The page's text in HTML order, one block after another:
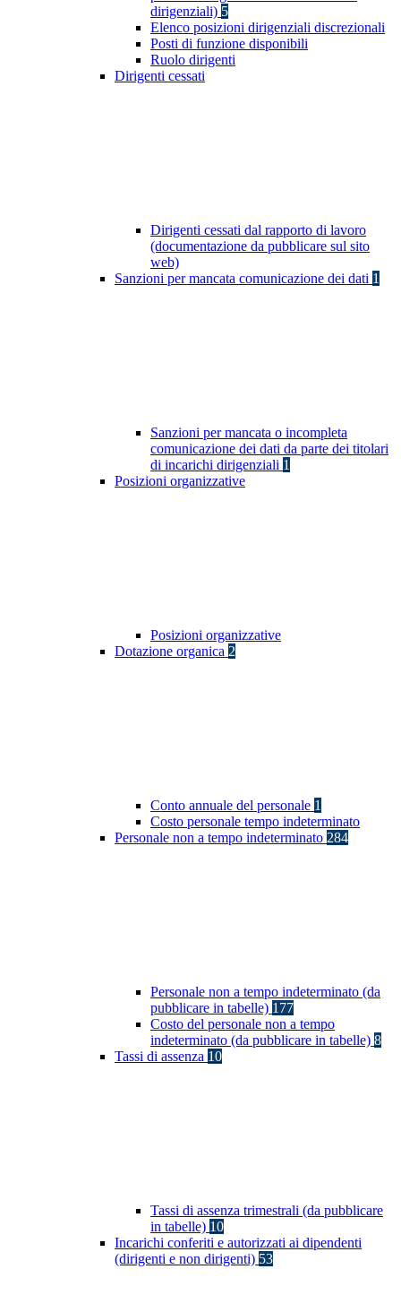
dirigenziali) 5
Elenco posizioni dirigenziali discrezionali
Posti di funzione disponibili
Ruolo dirigenti
Dirigenti cessati
Dirigenti cessati dal rapporto di lavoro
(documentazione da pubblicare sul sito
web)
Sanzioni per mancata comunicazione dei dati 1
Sanzioni per mancata o incompleta
comunicazione dei dati da parte dei titolari
di incarichi dirigenziali 1
Posizioni organizzative
Posizioni organizzative
Dotazione organica 2
Conto annuale del personale 1
Costo personale tempo indeterminato
Personale non a tempo indeterminato 284
Personale non a tempo indeterminato (da
pubblicare in tabelle) 177
Costo del personale non a tempo
indeterminato (da pubblicare in tabelle) 8
Tassi di assenza 10
Tassi di assenza trimestrali (da pubblicare
in tabelle) 10
Incarichi conferiti e autorizzati ai dipendenti
(dirigenti e non dirigenti) 53